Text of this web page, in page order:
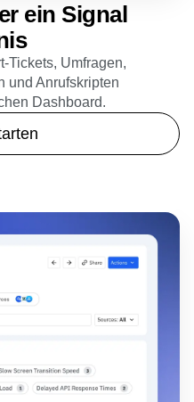
ein Signal
Tickets, Umfragen,
und Anrufskripten
Dashboard.